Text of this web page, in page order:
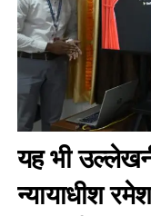
यह भी
न्यायाधीश रमेश